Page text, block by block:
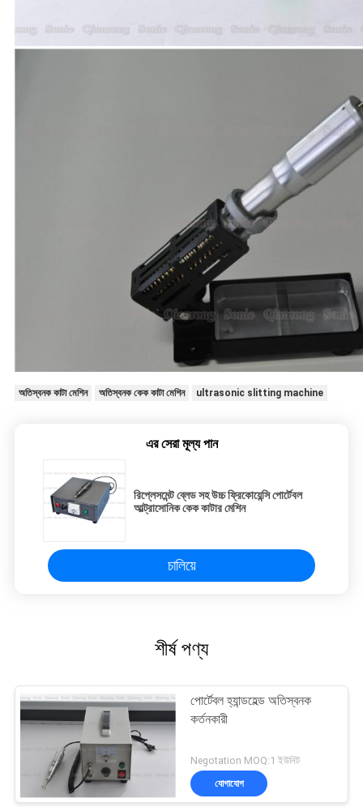
অতিস্বনক কাটা মেশিন অতিস্বনক কেক কাটা মেশিন ultrasonic slitting machine
এর সেরা মূল্য পান
রিপ্লেসমেন্ট ব্লেড সহ উচ্চ ফ্রিকোয়েন্সি পোর্টেবল
আল্ট্রাসোনিক কেক কাটার মেশিন
চালিয়ে
শীর্ষ পণ্য
পোর্টেবল হ্যান্ডহেল্ড অতিস্বনক
কর্তনকারী
Negotation MOQ:1 ইউনিট
যোগাযোগ